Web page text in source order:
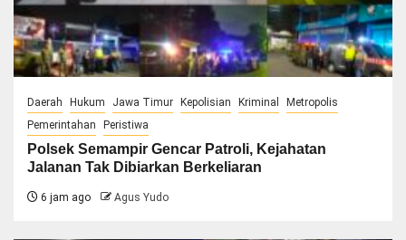
Daerah Hukum Jawa Timur Kepolisian Kriminal
Metropolis
Pemerintahan
Peristiwa
Polsek Semampir Gencar Patroli, Kejahatan
Jalanan Tak Dibiarkan Berkeliaran
6 jam ago Agus Yudo